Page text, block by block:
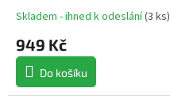
Skladem - ihned k odeslání(3 ks)
949 Kč
Do košíku